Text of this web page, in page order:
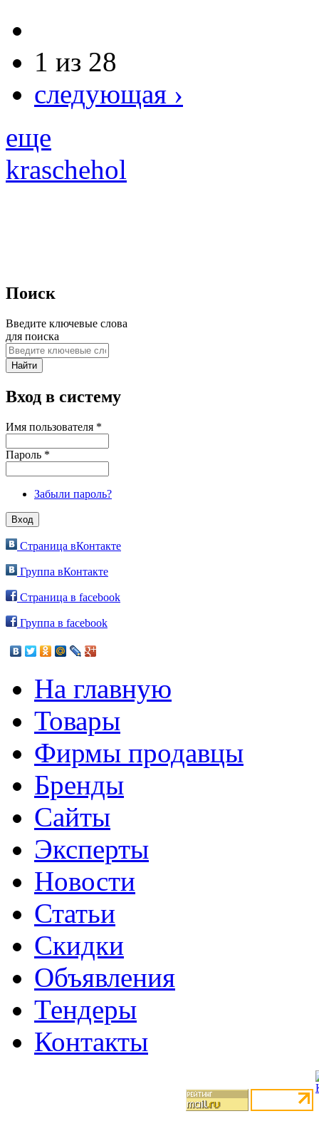
1 из 28
следующая ›
еще
kraschehol
Поиск
Введите ключевые слова
для поиска
Вход в систему
Имя пользователя *
Пароль *
Забыли пароль?
Страница вКонтакте
Группа вКонтакте
Страница в facebook
Группа в facebook
На главную
Товары
Фирмы продавцы
Бренды
Сайты
Эксперты
Новости
Статьи
Скидки
Объявления
Тендеры
Контакты